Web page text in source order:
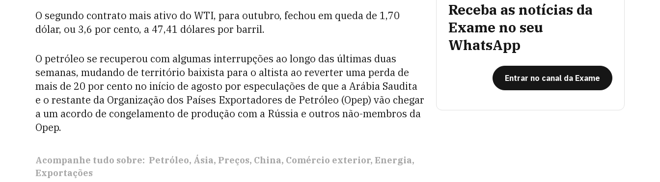
O segundo contrato mais ativo do WTI, para outubro, fechou em queda de 1,70
dólar, ou 3,6 por cento, a 47,41 dólares por barril.
O petróleo se recuperou com algumas interrupções ao longo das últimas duas
semanas, mudando de território baixista para o altista ao reverter uma perda de
mais de 20 por cento no início de agosto por especulações de que a Arábia Saudita
e o restante da Organização dos Países Exportadores de Petróleo (Opep) vão chegar
a um acordo de congelamento de produção com a Rússia e outros não-membros da
Opep.
Acompanhe tudo sobre: Petróleo Ásia Preços China Comércio exterior Energia
Exportações
Receba as notícias da
Exame no seu
WhatsApp
Entrar no canal da Exame